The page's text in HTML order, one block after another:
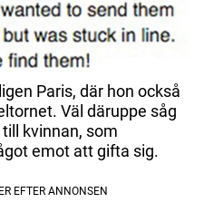
Paris, där hon också
Väl däruppe såg
kvinnan, som
emot att gifta sig.